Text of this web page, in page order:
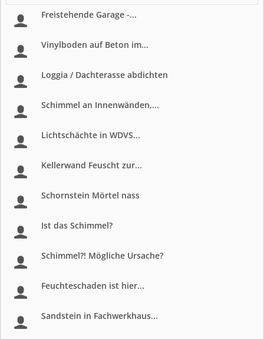
Freistehende Garage -...
Vinylboden auf Beton im...
Loggia / Dachterasse abdichten
Schimmel an Innenwänden,...
Lichtschächte in WDVS...
Kellerwand Feuscht zur...
Schornstein Mörtel nass
Ist das Schimmel?
Schimmel?! Mögliche Ursache?
Feuchteschaden ist hier...
Sandstein in Fachwerkhaus...